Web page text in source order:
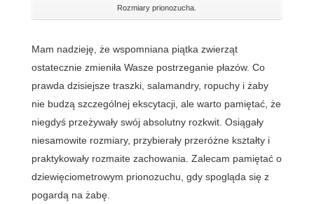
Rozmiary prionozucha.
Mam nadzieję, że wspomniana piątka zwierząt
ostatecznie zmieniła Wasze postrzeganie płazów. Co
prawda dzisiejsze traszki, salamandry, ropuchy i żaby
nie budzą szczególnej ekscytacji, ale warto pamiętać, że
niegdyś przeżywały swój absolutny rozkwit. Osiągały
niesamowite rozmiary, przybierały przeróżne kształty i
praktykowały rozmaite zachowania. Zalecam pamiętać o
dziewięciometrowym prionozuchu, gdy spogląda się z
pogardą na żabę.